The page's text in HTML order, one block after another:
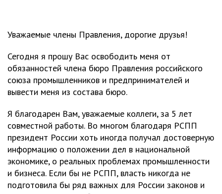
Уважаемые члены Правления, дорогие друзья!
Сегодня я прошу Вас освободить меня от
обязанностей члена бюро Правления российского
союза промышленников и предпринимателей и
вывести меня из состава бюро.
Я благодарен Вам, уважаемые коллеги, за 5 лет
совместной работы. Во многом благодаря РСПП
президент России хоть иногда получал достоверную
информацию о положении дел в национальной
экономике, о реальных проблемах промышленности
и бизнеса. Если бы не РСПП, власть никогда не
подготовила бы ряд важных для России законов и